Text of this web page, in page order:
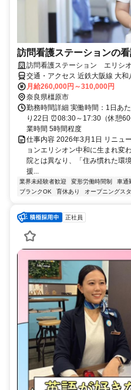
訪問看護ステーションの
訪問看護ステーション エリシ
交通・アクセス 近鉄大阪線 大
月給260,000円～310,000円
奈良県橿原市
勤務時間詳細 実働時間：1日あ
り22日 ⏰08:30～17:30（休憩
業時間 5時間程度
仕事内容 2026年3月1日 リニュ
ョンエリシオン中和に生まれ変
院とは異なり、「住み慣れた環
援...
業界未経験者歓迎 変形労働時間制 車通
ブランクOK
育休あり オープニングス
正社員